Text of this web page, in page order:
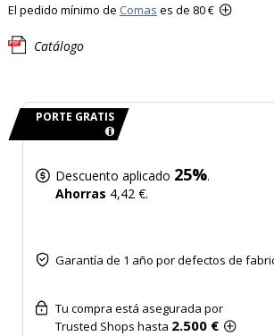
El pedido mínimo de Comas es de 80 €
Catálogo
PORTE GRATIS
Descuento aplicado 25%.
Ahorras 4,42 €.
Garantía de 1 año por defectos de
Tu compra está asegurada por
Trusted Shops hasta 2.500 €